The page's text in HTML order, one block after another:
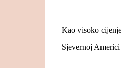
Kao visoko
Sjevernoj